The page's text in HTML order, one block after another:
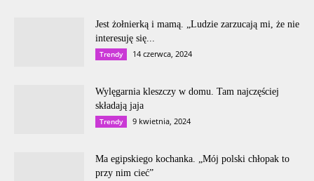
Jest żołnierką i mamą. „Ludzie zarzucają mi, że nie
interesuję się...
Trendy 14 czerwca, 2024
Wylęgarnia kleszczy w domu. Tam najczęściej
składają jaja
Trendy 9 kwietnia, 2024
Ma egipskiego kochanka. „Mój polski chłopak to
przy nim cieć”